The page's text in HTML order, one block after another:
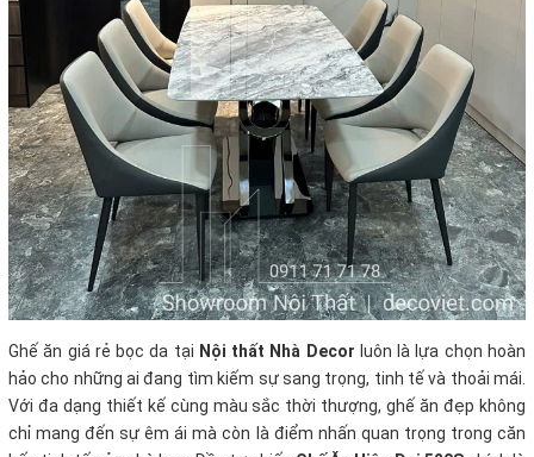
Ghế ăn giá rẻ bọc da tại Nội thất Nhà Decor luôn là lựa chọn hoàn
hảo cho những ai đang tìm kiếm sự sang trọng, tinh tế và thoải mái.
Với đa dạng thiết kế cùng màu sắc thời thượng, ghế ăn đẹp không
chỉ mang đến sự êm ái mà còn là điểm nhấn quan trọng trong căn